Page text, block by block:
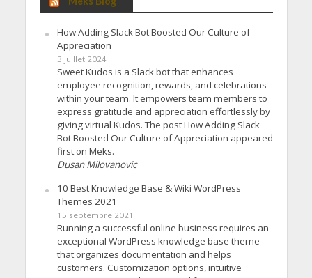
How Adding Slack Bot Boosted Our Culture of
Appreciation
3 juillet 2024
Sweet Kudos is a Slack bot that enhances
employee recognition, rewards, and celebrations
within your team. It empowers team members to
express gratitude and appreciation effortlessly by
giving virtual Kudos. The post How Adding Slack
Bot Boosted Our Culture of Appreciation appeared
first on Meks.
Dusan Milovanovic
10 Best Knowledge Base & Wiki WordPress
Themes 2021
15 septembre 2021
Running a successful online business requires an
exceptional WordPress knowledge base theme
that organizes documentation and helps
customers. Customization options, intuitive